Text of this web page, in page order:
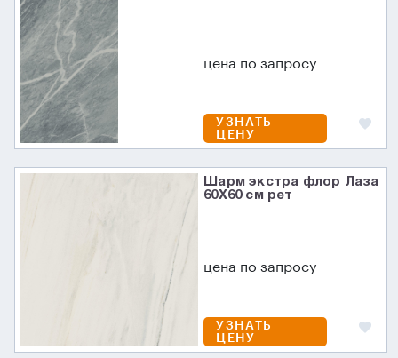
цена по запросу
УЗНАТЬ
ЦЕНУ
Шарм экстра флор Лаза
60X60 см рет
цена по запросу
УЗНАТЬ
ЦЕНУ